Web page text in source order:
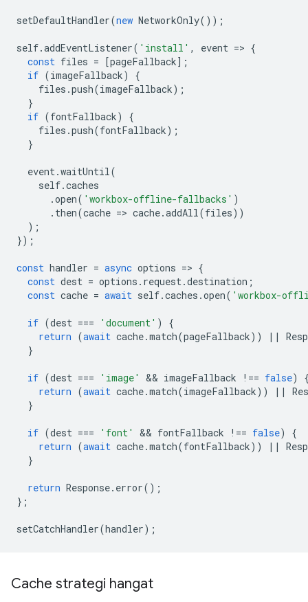
setDefaultHandler(new NetworkOnly());
self.addEventListener( 'install' , event => {
const files = [pageFallback];
if (imageFallback)
{
files .push(imageFallback);
}
if (fontFallback)
{
files .push(fontFallback);
}
event.waitUntil(
self.caches
.open( 'workbox-offline-fallbacks' )
. then(cache => cache.addAll(files))
);
});
const handler = async options => {
const dest = options . request.destination ;
const cache = await self.caches .open( 'workbox-
if (dest === 'document' )
{
return (await cache.match(pageFallback)) ||
}
if (dest === 'image' && imageFallback !== false)
return (await cache.match(imageFallback)) ||
}
if (dest === 'font' && fontFallback !== false)
{
return (await cache.match(fontFallback)) ||
}
return Response. error();
};
setCatchHandler(handler);
Cache strategi hangat